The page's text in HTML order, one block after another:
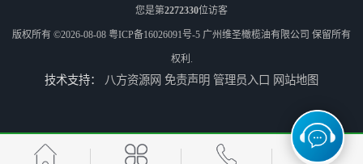
橄榄油生产厂家 橄榄油厂家
您是第2272330位访客
版权所有 ©2026-08-08 粤ICP备16026091号-5 广州维圣橄榄油有限公司 保留所有
权利.
技术支持： 八方资源网 免责声明 管理员入口 网站地图